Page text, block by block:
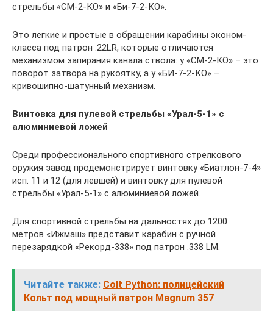
стрельбы «СМ-2-КО» и «Би-7-2-КО».
Это легкие и простые в обращении карабины эконом-
класса под патрон .22LR, которые отличаются
механизмом запирания канала ствола: у «СМ-2-КО» – это
поворот затвора на рукоятку, а у «БИ-7-2-КО» –
кривошипно-шатунный механизм.
Винтовка для пулевой стрельбы «Урал-5-1» с
алюминиевой ложей
Среди профессионального спортивного стрелкового
оружия завод продемонстрирует винтовку «Биатлон-7-4»
исп. 11 и 12 (для левшей) и винтовку для пулевой
стрельбы «Урал-5-1» с алюминиевой ложей.
Для спортивной стрельбы на дальностях до 1200
метров «Ижмаш» представит карабин с ручной
перезарядкой «Рекорд-338» под патрон .338 LM.
Читайте также: Colt Python: полицейский
Кольт под мощный патрон Magnum 357